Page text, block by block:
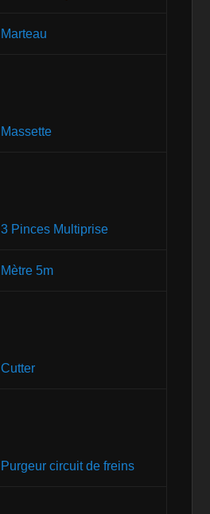
Marteau
Massette
3 Pinces Multiprise
Mètre 5m
Cutter
Purgeur circuit de freins